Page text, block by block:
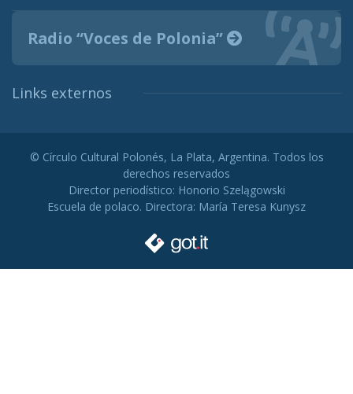
Radio “Voces de Polonia”
Links externos
© Círculo Cultural Polonés, La Plata, Argentina. Todos los
derechos reservados
Director periodístico: Honorio Szelągowski
Escuela de polaco. Directora: María Teresa Kunysz